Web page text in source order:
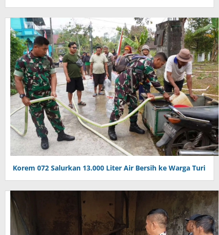
Korem 072 Salurkan 13.000 Liter Air Bersih ke Warga Turi